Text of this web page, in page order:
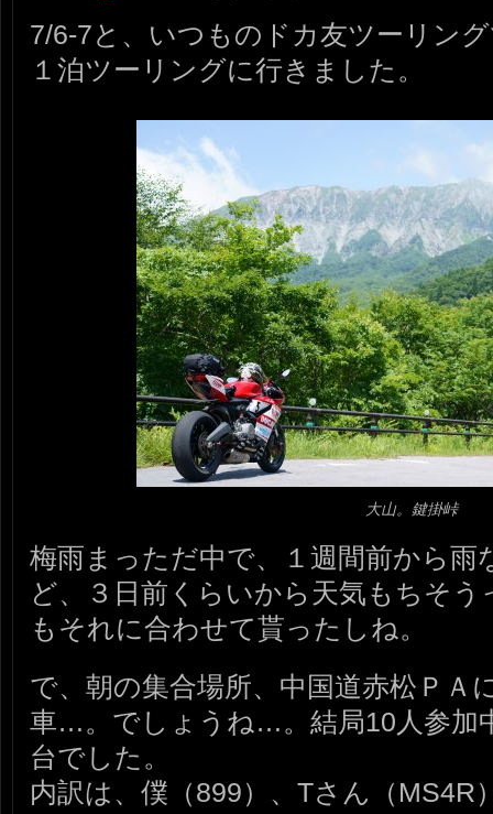
7/6-7と、いつものドカ友ツーリン
１泊ツーリングに行きました。
大山。鍵掛峠
梅雨まっただ中で、１週間前から
ど、３日前くらいから天気もちそ
もそれに合わせて貰ったしね。
で、朝の集合場所、中国道赤松ＰＡ
車…。でしょうね…。結局10人参加
台でした。
内訳は、僕（899）、Tさん（MS4R